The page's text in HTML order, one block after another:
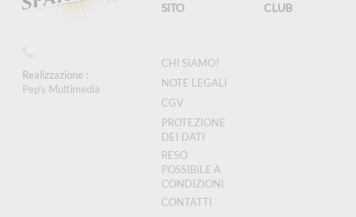
Realizzazione :
Pep's Multimedia
SITO
CHI SIAMO?
NOTE LEGALI
CGV
PROTEZIONE
DEI DATI
RESO
POSSIBILE A
CONDIZIONI
CONTATTI
CLUB